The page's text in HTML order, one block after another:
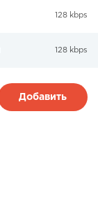
128 kbps
128 kbps
Добавить